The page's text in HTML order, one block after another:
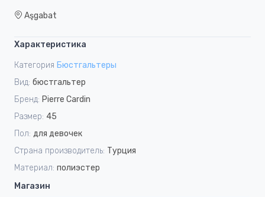
Aşgabat
Характеристика
Категория Бюстгальтеры
Вид: бюстгальтер
Бренд: Pierre Cardin
Размер: 45
Пол: для девочек
Страна производитель: Турция
Материал: полиэстер
Магазин